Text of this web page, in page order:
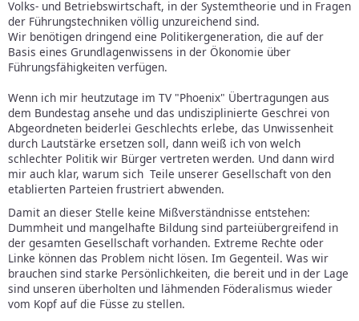
Volks- und Betriebswirtschaft, in der Systemtheorie und in Fragen
der Führungstechniken völlig unzureichend sind.
Wir benötigen dringend eine Politikergeneration, die auf der
Basis eines Grundlagenwissens in der Ökonomie über
Führungsfähigkeiten verfügen.
Wenn ich mir heutzutage im TV "Phoenix" Übertragungen aus
dem Bundestag ansehe und das undisziplinierte Geschrei von
Abgeordneten beiderlei Geschlechts erlebe, das Unwissenheit
durch Lautstärke ersetzen soll, dann weiß ich von welch
schlechter Politik wir Bürger vertreten werden. Und dann wird
mir auch klar, warum sich Teile unserer Gesellschaft von den
etablierten Parteien frustriert abwenden.
Damit an dieser Stelle keine Mißverständnisse entstehen:
Dummheit und mangelhafte Bildung sind parteiübergreifend in
der gesamten Gesellschaft vorhanden. Extreme Rechte oder
Linke können das Problem nicht lösen. Im Gegenteil. Was wir
brauchen sind starke Persönlichkeiten, die bereit und in der Lage
sind unseren überholten und lähmenden Föderalismus wieder
vom Kopf auf die Füsse zu stellen.